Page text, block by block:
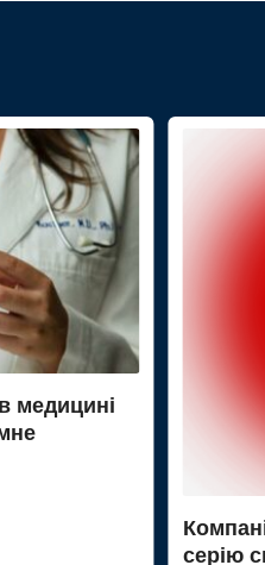
медицині
серію